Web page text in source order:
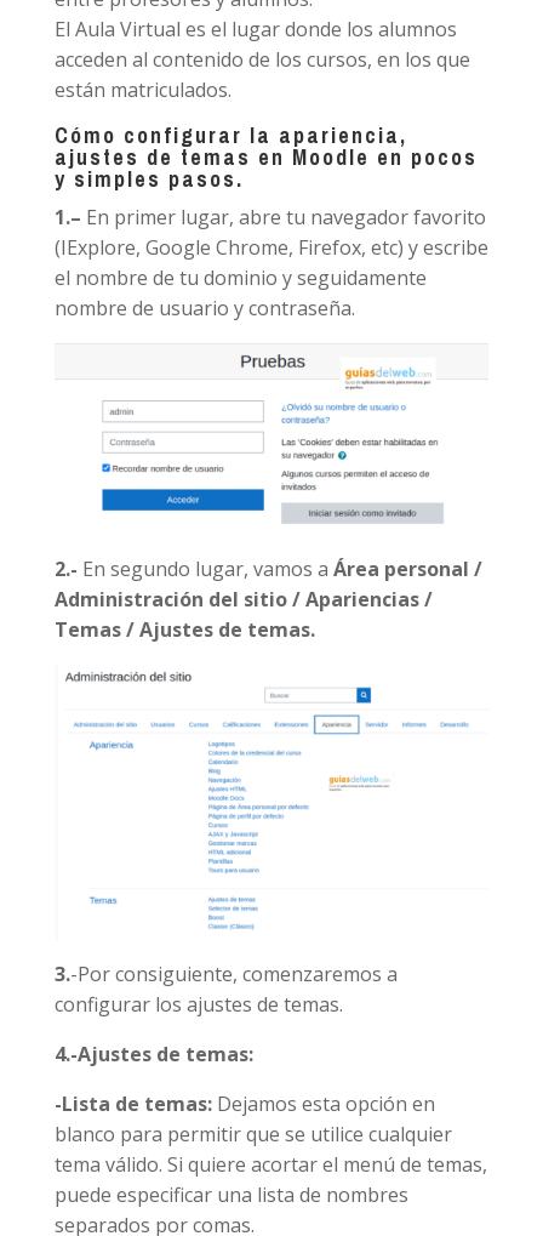
El Aula Virtual es el lugar donde los alumnos
acceden al contenido de los cursos, en los que
están matriculados.
Cómo configurar la apariencia,
ajustes de temas en Moodle en pocos
y simples pasos.
1.– En primer lugar, abre tu navegador favorito
(IExplore, Google Chrome, Firefox, etc) y escribe
el nombre de tu dominio y seguidamente
nombre de usuario y contraseña.
2.- En segundo lugar, vamos a Área personal /
Administración del sitio / Apariencias /
Temas / Ajustes de temas.
3.-Por consiguiente, comenzaremos a
configurar los ajustes de temas.
4.-Ajustes de temas:
-Lista de temas:Dejamos esta opción en
blanco para permitir que se utilice cualquier
tema válido. Si quiere acortar el menú de temas,
puede especificar una lista de nombres
separados por comas.